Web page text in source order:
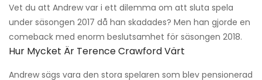
Vet du att Andrew var i ett dilemma om att sluta spela
under säsongen 2017 då han skadades? Men han gjorde en
comeback med enorm beslutsamhet för säsongen 2018.
Hur Mycket Är Terence Crawford Värt
Andrew sägs vara den stora spelaren som blev pensionerad